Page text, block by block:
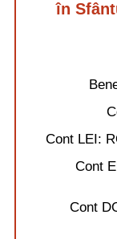
în
Cont LEI:
Cont
Cont